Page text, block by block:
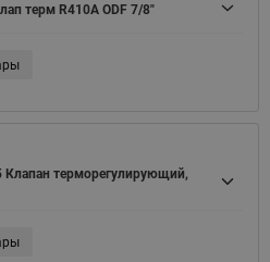
терм R410A ODF 7/8"
Клапан терморегулирующий,